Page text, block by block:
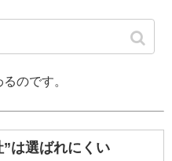
のです。
は選ばれにくい